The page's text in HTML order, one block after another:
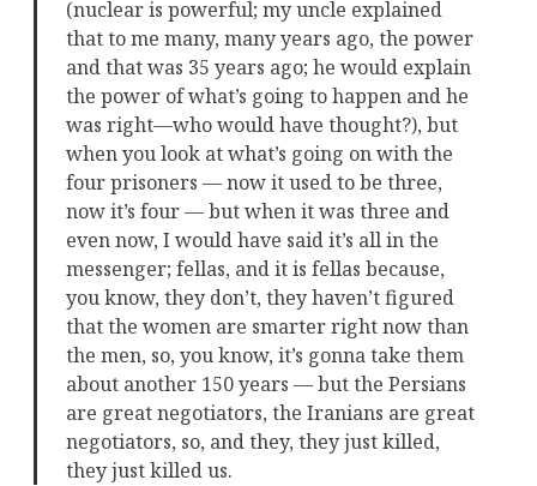
(nuclear is powerful; my uncle explained
that to me many, many years ago, the power
and that was 35 years ago; he would explain
the power of what’s going to happen and he
was right—who would have thought?), but
when you look at what’s going on with the
four prisoners — now it used to be three,
now it’s four — but when it was three and
even now, I would have said it’s all in the
messenger; fellas, and it is fellas because,
you know, they don’t, they haven’t figured
that the women are smarter right now than
the men, so, you know, it’s gonna take them
about another 150 years — but the Persians
are great negotiators, the Iranians are great
negotiators, so, and they, they just killed,
they just killed us.